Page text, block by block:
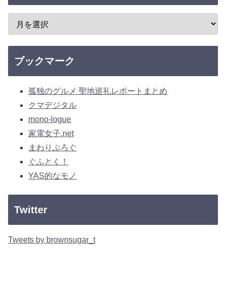
ブックマーク
孤独のグルメ 聖地巡礼レポートまとめ
クマデジタル
mono-logue
家電女子.net
まわりぶろぐ
ぐふとく！
YAS的なモノ
Twitter
Tweets by brownsugar_t